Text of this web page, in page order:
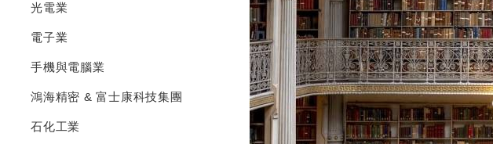
光電業
電子業
手機與電腦業
鴻海精密 & 富士康科技集團
石化工業